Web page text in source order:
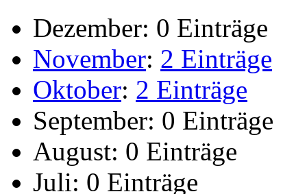
Dezember: 0 Einträge
November: 2 Einträge
Oktober: 2 Einträge
September: 0 Einträge
August: 0 Einträge
Juli: 0 Einträge